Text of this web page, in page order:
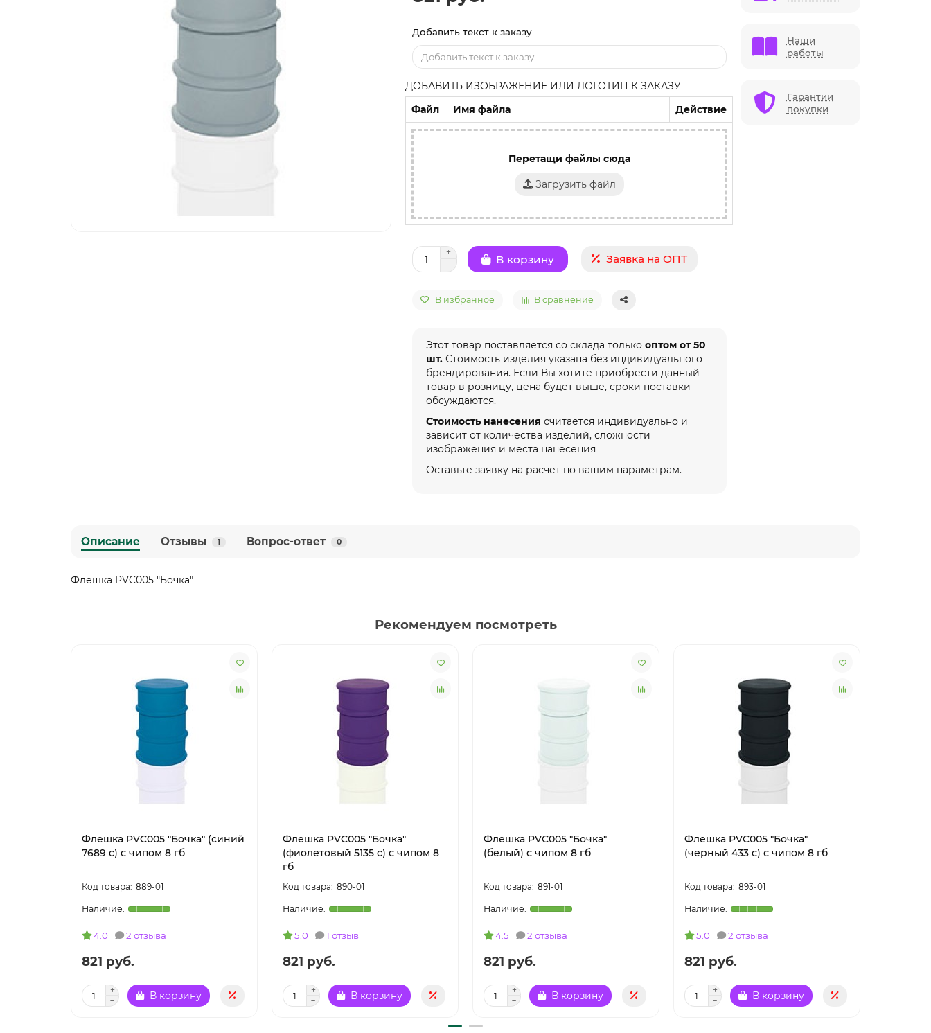
Добавить текст к заказу
ДОБАВИТЬ ИЗОБРАЖЕНИЕ ИЛИ ЛОГОТИП К ЗАКАЗУ
Файл
Имя файла Действие
Перетащи файлы сюда
Загрузить файл
В корзину Заявка на ОПТ
В избранное В сравнение
Этот товар поставляется со склада толькооптом от 50
шт. Стоимость изделия указана без индивидуального
брендирования. Если Вы хотите приобрести данный
товар в розницу, цена будет выше, сроки поставки
обсуждаются.
Стоимость нанесения считается индивидуально и
зависит от количества изделий, сложности
изображения и места нанесения
Оставьте заявку на расчет по вашим параметрам.
Наши
работы
Гарантии
покупки
Описание Отзывы 1 Вопрос-ответ 0
Флешка PVC005 "Бочка"
Рекомендуем посмотреть
Флешка PVC005 "Бочка" (синий
7689 c) с чипом 8 гб
889-01
4.0 2 отзыва
821 руб.
В корзину
Флешка PVC005 "Бочка"
(фиолетовый 5135 c) с чипом 8
гб
890-01
5.0 1 отзыв
821 руб.
В корзину
Флешка PVC005 "Бочка"
(белый) с чипом 8 гб
891-01
4.5 2 отзыва
821 руб.
В корзину
Флешка PVC005 "Бочка"
(черный 433 c) с чипом 8 гб
893-01
5.0 2 отзыва
821 руб.
В корзину